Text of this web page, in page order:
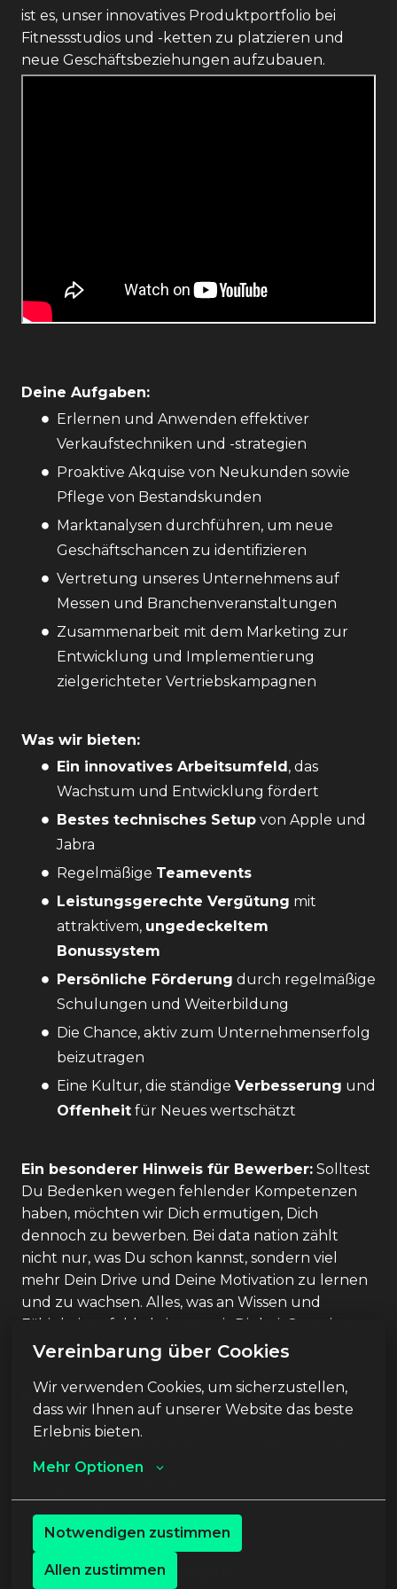
Vereinbarung über Cookies
Wir verwenden Cookies, um sicherzustellen,
dass wir Ihnen auf unserer Website das beste
Erlebnis bieten.
Mehr Optionen
Notwendigen zustimmen
Allen zustimmen
ist es, unser innovatives Produktportfolio bei
Fitnessstudios und -ketten zu platzieren und
neue Geschäftsbeziehungen aufzubauen.
Deine Aufgaben:
Erlernen und Anwenden effektiver
Verkaufstechniken und -strategien
Proaktive Akquise von Neukunden sowie
Pflege von Bestandskunden
Marktanalysen durchführen, um neue
Geschäftschancen zu identifizieren
Vertretung unseres Unternehmens auf
Messen und Branchenveranstaltungen
Zusammenarbeit mit dem Marketing zur
Entwicklung und Implementierung
zielgerichteter Vertriebskampagnen
Was wir bieten:
Ein innovatives Arbeitsumfeld , das
Wachstum und Entwicklung fördert
Bestes technisches Setup von Apple und
Jabra
Regelmäßige Teamevents
Leistungsgerechte Vergütung mit
attraktivem, ungedeckeltem
Bonussystem
Persönliche Förderung durch regelmäßige
Schulungen und Weiterbildung
Die Chance, aktiv zum Unternehmenserfolg
beizutragen
Eine Kultur, die ständige Verbesserung und
Offenheit für Neues wertschätzt
Ein besonderer Hinweis für Bewerber: Solltest
Du Bedenken wegen fehlender Kompetenzen
haben, möchten wir Dich ermutigen, Dich
dennoch zu bewerben. Bei data nation zählt
nicht nur, was Du schon kannst, sondern viel
mehr Dein Drive und Deine Motivation zu lernen
und zu wachsen. Alles, was an Wissen und
Fähigkeiten fehlt, bringen wir Dir bei. Gemeinsam
kriegen wir alles hin!
Bewirb Dich direkt über
freuen uns darauf, mehr über Dich zu erfahren
Stellenanforderungen